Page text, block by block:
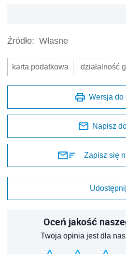
Źródło: Własne
karta podatkowa działalność
Wersja do
Napisz
Zapisz się
Udostępnij
Oceń jakość
Twoja opinia jest dla